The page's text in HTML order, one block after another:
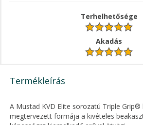
Terhelhetősége
Akadás
Termékleírás
A Mustad KVD Elite sorozatú Triple Grip®
megtervezett formája a kivételes